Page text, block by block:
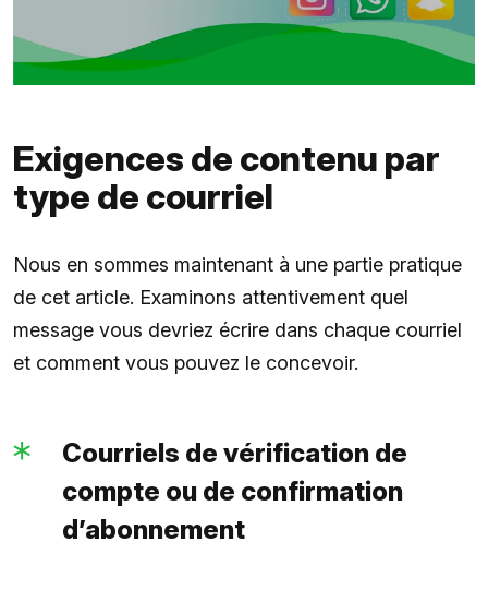
Exigences de contenu par
type de courriel
Nous en sommes maintenant à une partie pratique
de cet article. Examinons attentivement quel
message vous devriez écrire dans chaque courriel
et comment vous pouvez le concevoir.
Courriels de vérification de
compte ou de confirmation
d’abonnement